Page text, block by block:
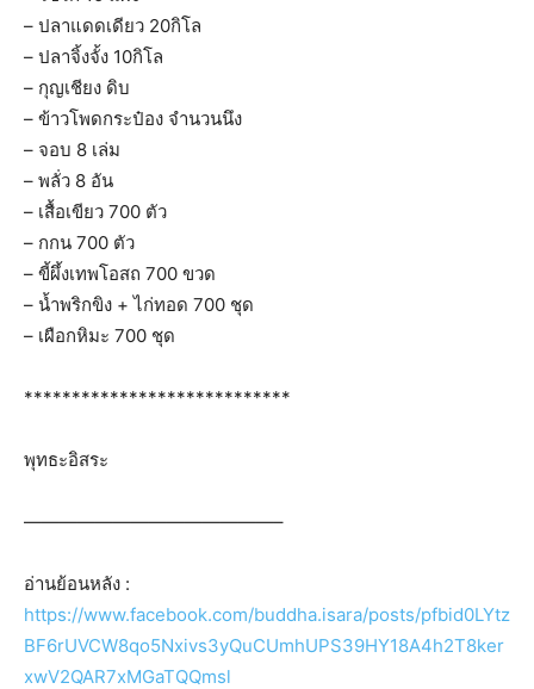
– ปลาแดดเดียว 20กิโล
– ปลาจิ้งจั้ง 10กิโล
– กุญเชียง ดิบ
– ข้าวโพดกระป๋อง จำนวนนึง
– จอบ 8 เล่ม
– พลั่ว 8 อัน
– เสื้อเขียว 700 ตัว
– กกน 700 ตัว
– ขี้ผึ้งเทพโอสถ 700 ขวด
– น้ำพริกขิง + ไก่ทอด 700 ชุด
– เผือกหิมะ 700 ชุด
****************************
พุทธะอิสระ
——————————————–
อ่านย้อนหลัง :
https://www.facebook.com/buddha.isara/posts/pfbid0LYtz
BF6rUVCW8qo5Nxivs3yQuCUmhUPS39HY18A4h2T8ker
xwV2QAR7xMGaTQQmsl